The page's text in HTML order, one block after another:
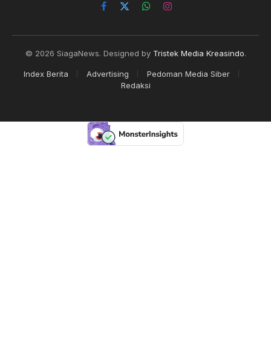
Facebook
X
WhatsAppInstagram
© 2026 SiagaNews. Designed by Tristek Media Kreasindo.
Index Berita Advertising
Pedoman Media Siber
Redaksi